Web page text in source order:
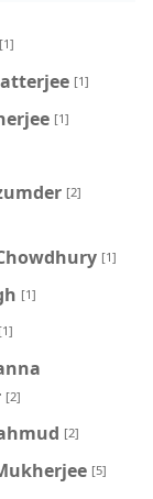
[1]
[1]
[1]
[2]
[1]
[1]
[1]
[2]
[2]
[5]